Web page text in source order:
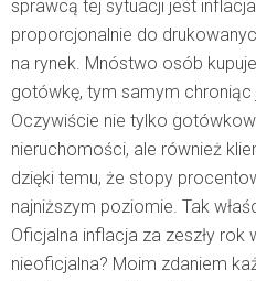
sprawcą tej sytuacji jest
proporcjonalnie do
na rynek. Mnóstwo osób
gotówkę, tym samym
Oczywiście nie tylko
nieruchomości, ale również
dzięki temu, że stopy
najniższym poziomie. Tak
Oficjalna inflacja za zeszły rok
nieoficjalna? Moim zdaniem